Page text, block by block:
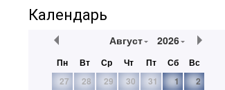
Календарь
Август 2026
Пн Вт Ср Чт Пт Сб
Вс
27
28 29 30 31 1
2